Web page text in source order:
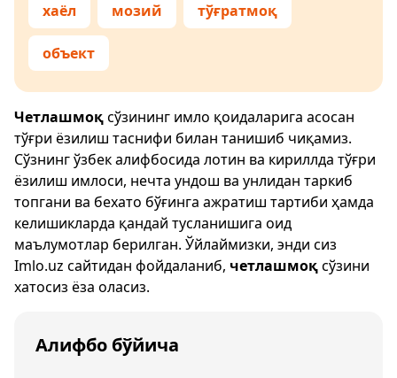
хаёл мозий тўғратмоқ
объект
Четлашмоқсўзининг имло қоидаларига асосан
тўғри ёзилиш таснифи билан танишиб чиқамиз.
Сўзнинг ўзбек алифбосида лотин ва кириллда тўғри
ёзилиш имлоси, нечта ундош ва унлидан таркиб
топгани ва бехато бўғинга ажратиш тартиби ҳамда
келишикларда қандай тусланишига оид
маълумотлар берилган. Ўйлаймизки, энди сиз
Imlo.uz сайтидан фойдаланиб, четлашмоқсўзини
хатосиз ёза оласиз.
Алифбо бўйича